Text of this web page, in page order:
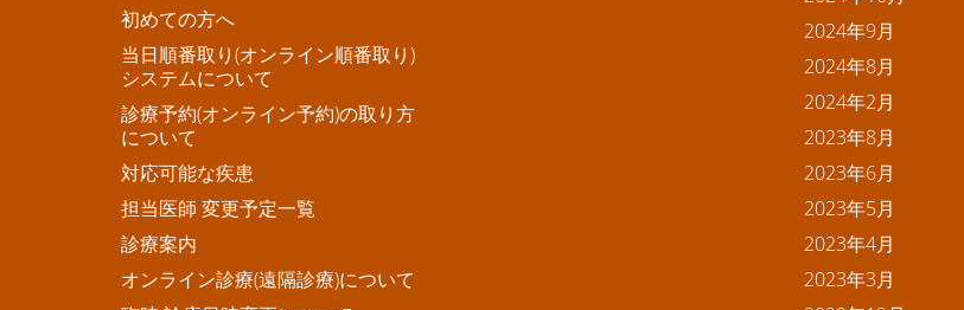
初めての方へ
当日順番取り(オンライン順番取り)
システムについて
診療予約(オンライン予約)の取り方
について
対応可能な疾患
担当医師 変更予定一覧
診療案内
オンライン診療(遠隔診療)について
2024年9月
2024年8月
2024年2月
2023年8月
2023年6月
2023年5月
2023年4月
2023年3月